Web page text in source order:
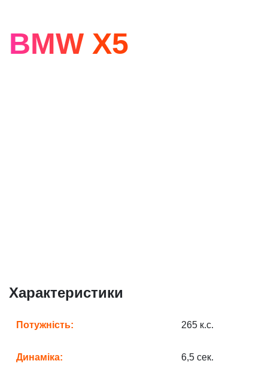
BMW X5
Характеристики
Потужність: 265 к.с.
Динаміка: 6,5 сек.